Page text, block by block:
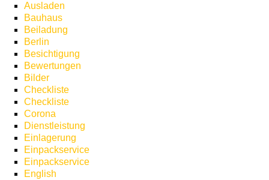
Ausladen
Bauhaus
Beiladung
Berlin
Besichtigung
Bewertungen
Bilder
Checkliste
Checkliste
Corona
Dienstleistung
Einlagerung
Einpackservice
Einpackservice
English